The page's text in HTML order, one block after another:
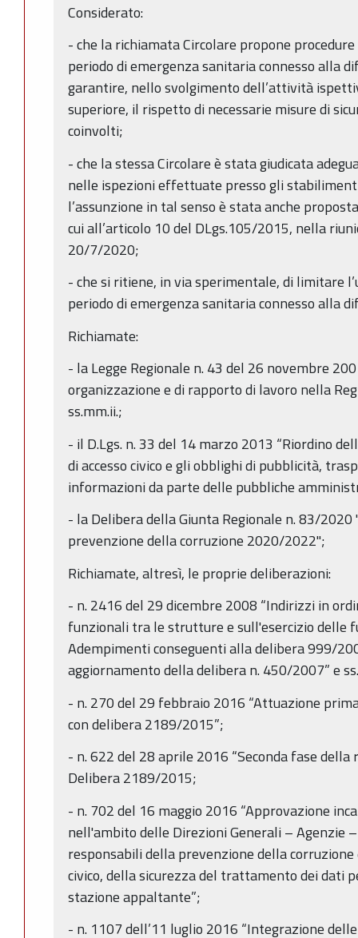
Considerato:
- che la richiamata Circolare propone
periodo di emergenza sanitaria connesso alla
garantire, nello svolgimento dell’attività
superiore, il rispetto di necessarie misure di
coinvolti;
- che la stessa Circolare è stata giudicata
nelle ispezioni effettuate presso gli
l’assunzione in tal senso è stata anche
cui all’articolo 10 del DLgs.105/2015, nella
20/7/2020;
- che si ritiene, in via sperimentale, di limitare
periodo di emergenza sanitaria connesso alla
Richiamate:
- la Legge Regionale n. 43 del 26 novembre
organizzazione e di rapporto di lavoro nella
ss.mm.ii.;
- il D.Lgs. n. 33 del 14 marzo 2013 “Riordino
di accesso civico e gli obblighi di pubblicità,
informazioni da parte delle pubbliche
- la Delibera della Giunta Regionale n. 83/
prevenzione della corruzione 2020/2022";
Richiamate, altresì, le proprie deliberazioni:
- n. 2416 del 29 dicembre 2008 “Indirizzi in
funzionali tra le strutture e sull'esercizio delle
Adempimenti conseguenti alla delibera 999/
aggiornamento della delibera n. 450/2007” e
- n. 270 del 29 febbraio 2016 “Attuazione
con delibera 2189/2015”;
- n. 622 del 28 aprile 2016 “Seconda fase
Delibera 2189/2015;
- n. 702 del 16 maggio 2016 “Approvazione
nell'ambito delle Direzioni Generali – Agenzie
responsabili della prevenzione della
civico, della sicurezza del trattamento dei dati
stazione appaltante”;
- n. 1107 dell’11 luglio 2016 “Integrazione